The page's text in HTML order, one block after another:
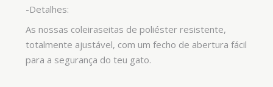
-Detalhes:
As nossas coleiraseitas de poliéster resistente,
totalmente ajustável, com um fecho de abertura fácil
para a segurança do teu gato.